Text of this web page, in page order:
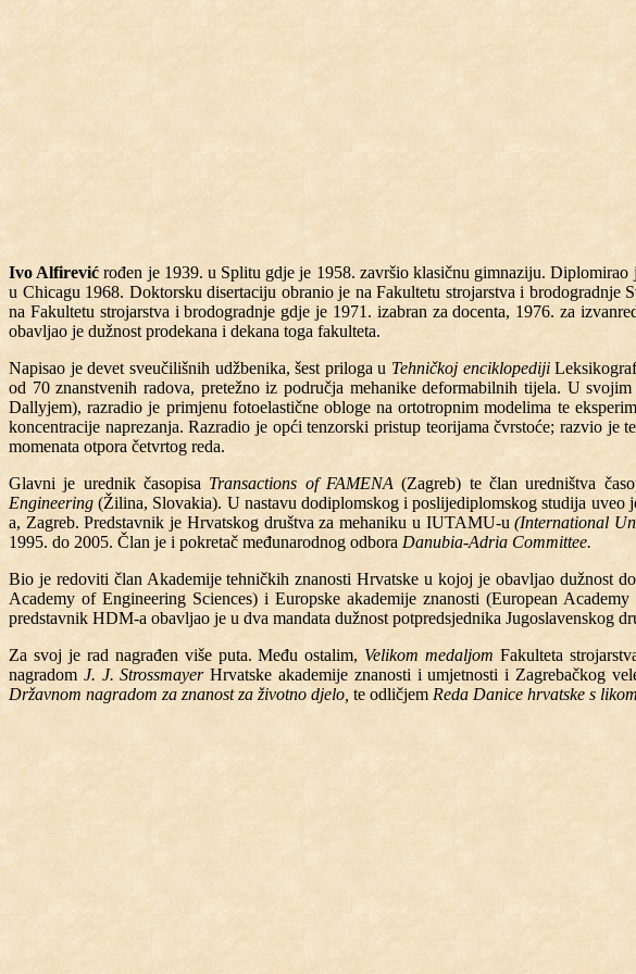
Ivo Alfirević rođen je 1939. u Splitu gdje je 1958. završio klasičnu gimnaziju.
u Chicagu 1968. Doktorsku disertaciju obranio je na Fakultetu strojarstva i
na Fakultetu strojarstva i brodogradnje gdje je 1971. izabran za docenta, 1976. za
obavljao je dužnost prodekana i dekana toga fakulteta.
Napisao je devet sveučilišnih udžbenika, šest priloga u Tehničkoj enciklopediji
od 70 znanstvenih radova, pretežno iz područja mehanike deformabilnih tijela. U
Dallyjem), razradio je primjenu fotoelastične obloge na ortotropnim modelima te
koncentracije naprezanja. Razradio je opći tenzorski pristup teorijama čvrstoće; razvio
momenata otpora četvrtog reda.
Glavni je urednik časopisa Transactions of FAMENA (Zagreb) te član uredništva
Engineering (Žilina, Slovakia). U nastavu dodiplomskog i poslijediplomskog studija uveo
a, Zagreb. Predstavnik je Hrvatskog društva za mehaniku u IUTAMU-u(International
1995. do 2005. Član je i pokretač međunarodnog odbora Danubia-Adria Committee.
Bio je redoviti član Akademije tehničkih znanosti Hrvatske u kojoj je obavljao dužnost
Academy of Engineering Sciences) i Europske akademije znanosti (European
predstavnik HDM-a obavljao je u dva mandata dužnost potpredsjednika Jugoslavenskog
Za svoj je rad nagrađen više puta. Među ostalim, Velikom medaljom Fakulteta
nagradom J. J. StrossmayerHrvatske akademije znanosti i umjetnosti i Zagrebačkog
Državnom nagradom za znanost za životno djelo, te odličjem Reda Danice hrvatske s